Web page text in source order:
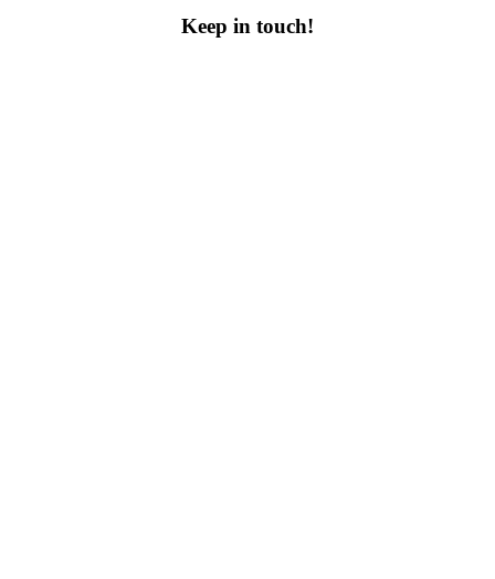
Keep in touch!